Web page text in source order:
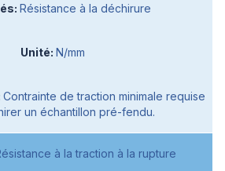
Résistance à la déchirure
N/mm
Contrainte de traction minimale requise
un échantillon pré-fendu.
à la traction à la rupture